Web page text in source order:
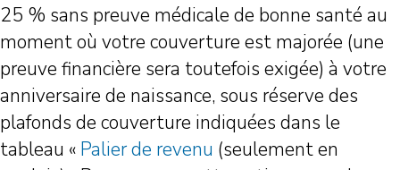
25 % sans preuve médicale de bonne santé au
moment où votre couverture est majorée (une
preuve financière sera toutefois exigée) à votre
anniversaire de naissance, sous réserve des
plafonds de couverture indiquées dans le
tableau « Palier de revenu (seulement en